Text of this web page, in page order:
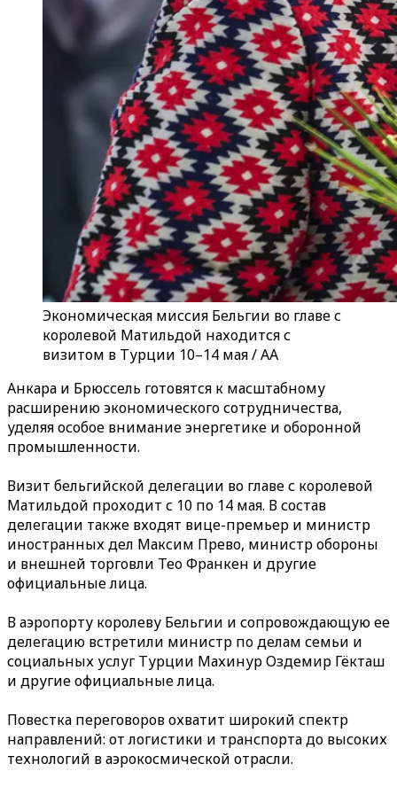
Экономическая миссия Бельгии во главе с
королевой Матильдой находится с
визитом в Турции 10–14 мая / AA
Анкара и Брюссель готовятся к масштабному
расширению экономического сотрудничества,
уделяя особое внимание энергетике и оборонной
промышленности.
Визит бельгийской делегации во главе с королевой
Матильдой проходит с 10 по 14 мая. В состав
делегации также входят вице-премьер и министр
иностранных дел Максим Прево, министр обороны
и внешней торговли Тео Франкен и другие
официальные лица.
В аэропорту королеву Бельгии и сопровождающую ее
делегацию встретили министр по делам семьи и
социальных услуг Турции Махинур Оздемир Гёкташ
и другие официальные лица.
Повестка переговоров охватит широкий спектр
направлений: от логистики и транспорта до высоких
технологий в аэрокосмической отрасли.